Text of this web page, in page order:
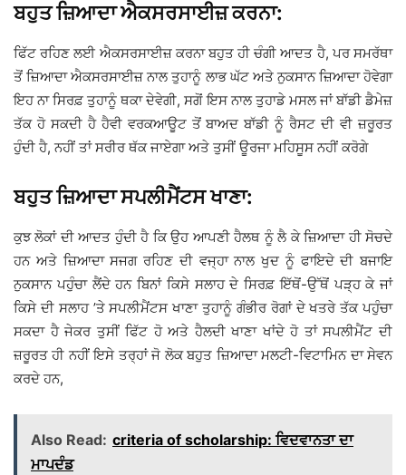
ਬਹੁਤ ਜ਼ਿਆਦਾ ਐਕਸਰਸਾਈਜ਼ ਕਰਨਾ:
ਫਿੱਟ ਰਹਿਣ ਲਈ ਐਕਸਰਸਾਈਜ਼ ਕਰਨਾ ਬਹੁਤ ਹੀ ਚੰਗੀ ਆਦਤ ਹੈ, ਪਰ ਸਮਰੱਥਾ
ਤੋਂ ਜ਼ਿਆਦਾ ਐਕਸਰਸਾਈਜ਼ ਨਾਲ ਤੁਹਾਨੂੰ ਲਾਭ ਘੱਟ ਅਤੇ ਨੁਕਸਾਨ ਜ਼ਿਆਦਾ ਹੋਵੇਗਾ
ਇਹ ਨਾ ਸਿਰਫ਼ ਤੁਹਾਨੂੰ ਥਕਾ ਦੇਵੇਗੀ, ਸਗੋਂ ਇਸ ਨਾਲ ਤੁਹਾਡੇ ਮਸਲ ਜਾਂ ਬਾੱਡੀ ਡੈਮੇਜ਼
ਤੱਕ ਹੋ ਸਕਦੀ ਹੈ ਹੈਵੀ ਵਰਕਆਊਟ ਤੋਂ ਬਾਅਦ ਬਾੱਡੀ ਨੂੰ ਰੈਸਟ ਦੀ ਵੀ ਜ਼ਰੂਰਤ
ਹੁੰਦੀ ਹੈ, ਨਹੀਂ ਤਾਂ ਸਰੀਰ ਥੱਕ ਜਾਏਗਾ ਅਤੇ ਤੁਸੀਂ ਊਰਜਾ ਮਹਿਸੂਸ ਨਹੀਂ ਕਰੋਗੇ
ਬਹੁਤ ਜ਼ਿਆਦਾ ਸਪਲੀਮੈਂਟਸ ਖਾਣਾ:
ਕੁਝ ਲੋਕਾਂ ਦੀ ਆਦਤ ਹੁੰਦੀ ਹੈ ਕਿ ਉਹ ਆਪਣੀ ਹੈਲਥ ਨੂੰ ਲੈ ਕੇ ਜ਼ਿਆਦਾ ਹੀ ਸੋਚਦੇ
ਹਨ ਅਤੇ ਜ਼ਿਆਦਾ ਸਜਗ ਰਹਿਣ ਦੀ ਵਜ੍ਹਾ ਨਾਲ ਖੁਦ ਨੂੰ ਫਾਇਦੇ ਦੀ ਬਜਾਇ
ਨੁਕਸਾਨ ਪਹੁੰਚਾ ਲੈਂਦੇ ਹਨ ਬਿਨਾਂ ਕਿਸੇ ਸਲਾਹ ਦੇ ਸਿਰਫ਼ ਇੱਥੋਂ-ਉੱਥੋਂ ਪੜ੍ਹ ਕੇ ਜਾਂ
ਕਿਸੇ ਦੀ ਸਲਾਹ ’ਤੇ ਸਪਲੀਮੈਂਟਸ ਖਾਣਾ ਤੁਹਾਨੂੰ ਗੰਭੀਰ ਰੋਗਾਂ ਦੇ ਖਤਰੇ ਤੱਕ ਪਹੁੰਚਾ
ਸਕਦਾ ਹੈ ਜੇਕਰ ਤੁਸੀਂ ਫਿੱਟ ਹੋ ਅਤੇ ਹੈਲਦੀ ਖਾਣਾ ਖਾਂਦੇ ਹੋ ਤਾਂ ਸਪਲੀਮੈਂਟ ਦੀ
ਜ਼ਰੂਰਤ ਹੀ ਨਹੀਂ ਇਸੇ ਤਰ੍ਹਾਂ ਜੋ ਲੋਕ ਬਹੁਤ ਜ਼ਿਆਦਾ ਮਲਟੀ-ਵਿਟਾਮਿਨ ਦਾ ਸੇਵਨ
ਕਰਦੇ ਹਨ,
Also Read: criteria of scholarship: ਵਿਦਵਾਨਤਾ ਦਾ
ਮਾਪਦੰਡ